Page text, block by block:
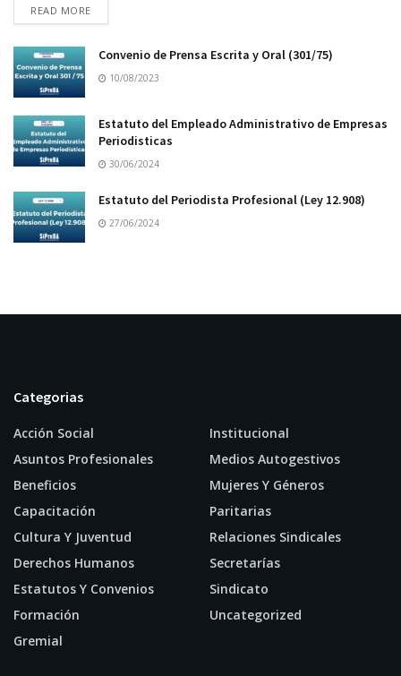
READ MORE
Convenio de Prensa Escrita y Oral (301/75)
10/08/2023
Estatuto del Empleado Administrativo de Empresas
Periodisticas
30/06/2024
Estatuto del Periodista Profesional (Ley 12.908)
27/06/2024
Categorias
Acción Social
Asuntos Profesionales
Beneficios
Capacitación
Cultura Y Juventud
Derechos Humanos
Estatutos Y Convenios
Formación
Gremial
Institucional
Medios Autogestivos
Mujeres Y Géneros
Paritarias
Relaciones Sindicales
Secretarías
Sindicato
Uncategorized